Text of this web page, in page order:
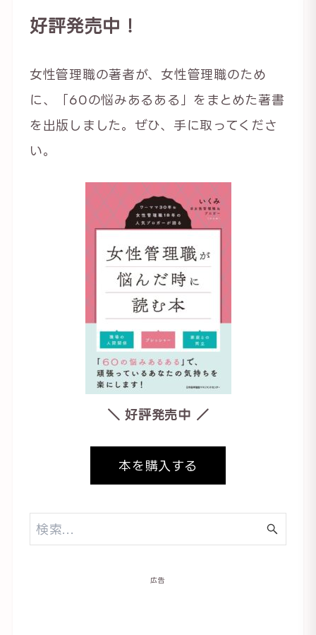
好評発売中！
女性管理職の著者が、女性管理職のため
に、「60の悩みあるある」をまとめた著書
を出版しました。ぜひ、手に取ってくださ
い。
＼ 好評発売中 ／
本を購入する
広告